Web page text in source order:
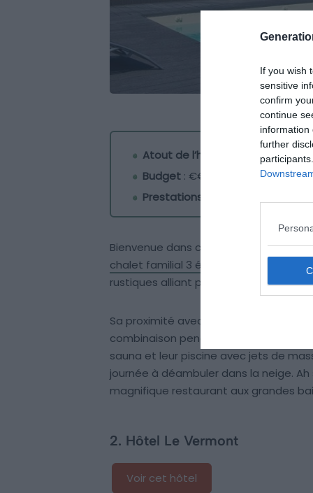
If you wish
sensitive
confirm
continue
information
further
Atout de l’hôtel
: ses
Budget : €€€€
Prestations
Bienvenue dans ce premier hôtel au
chalet familial 3 étoiles
accueille les
rustiques alliant parfaitement le bois
Sa proximité avec les pistes de ski au
combinaison pendant les vacances.
sauna et leur piscine avec jets de
journée à déambuler dans la neige.
magnifique restaurant aux grandes
2. Hôtel Le Vermont
Voir cet hôtel